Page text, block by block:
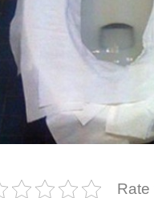
Rate